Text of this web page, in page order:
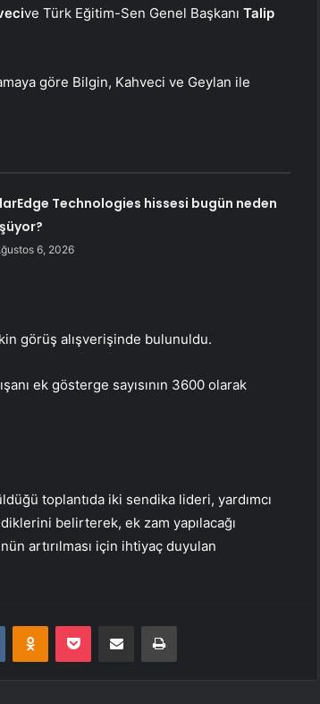
ve Türk Eğitim-Sen Genel Başkanı Talip
göre Bilgin, Kahveci ve Geylan ile
Technologies hissesi bugün neden
6, 2026
görüş alışverişinde bulunuldu.
ek gösterge sayısının 3600 olarak
toplantıda iki sendika lideri, yardımcı
belirterek, ek zam yapılacağı
artırılması için ihtiyaç duyulan
VKontakteOdnoklassniki
Pocket E-Posta ile paylaş Yazdır